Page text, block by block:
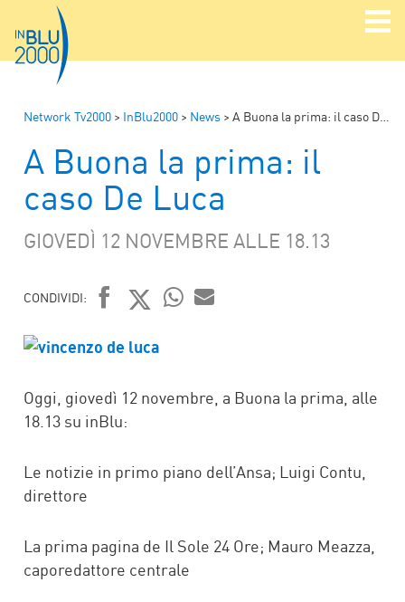
Network Tv2000 > InBlu2000 > News > A Buona la prima: il caso De Luca
A Buona la prima: il
caso De Luca
GIOVEDÌ 12 NOVEMBRE ALLE 18.13
CONDIVIDI:
FACEBOOK
TWITTER
Oggi, giovedì 12 novembre, a Buona la prima, alle
18.13 su inBlu:
Le notizie in primo piano dell’Ansa; Luigi Contu,
direttore
La prima pagina de Il Sole 24 Ore; Mauro Meazza,
caporedattore centrale